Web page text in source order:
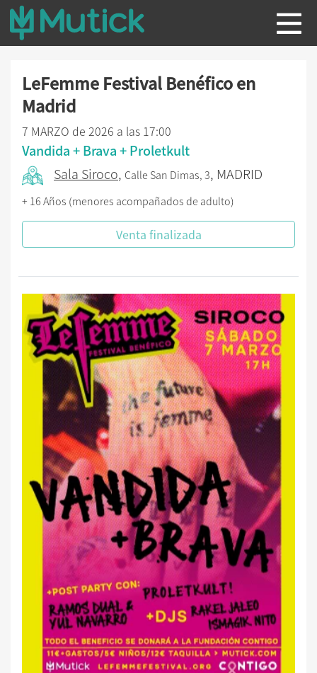
LeFemme Festival Benéfico en
Madrid
7 MARZO de 2026 a las 17:00
Vandida + Brava + Proletkult
Sala Siroco, Calle San Dimas, 3, MADRID
+ 16 Años (menores acompañados de adulto)
Venta finalizada